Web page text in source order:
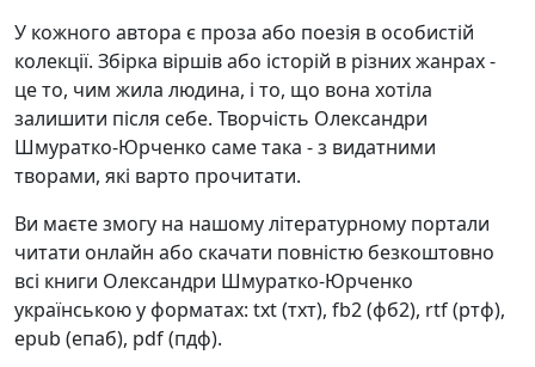
У кожного автора є проза або поезія в особистій
колекції. Збірка віршів або історій в різних жанрах -
це то, чим жила людина, і то, що вона хотіла
залишити після себе. Творчість Олександри
Шмуратко-Юрченко саме така - з видатними
творами, які варто прочитати.
Ви маєте змогу на нашому літературному портали
читати онлайн або скачати повністю безкоштовно
всі книги Олександри Шмуратко-Юрченко
українською у форматах: txt (тхт), fb2 (фб2), rtf (ртф),
epub (епаб), pdf (пдф).